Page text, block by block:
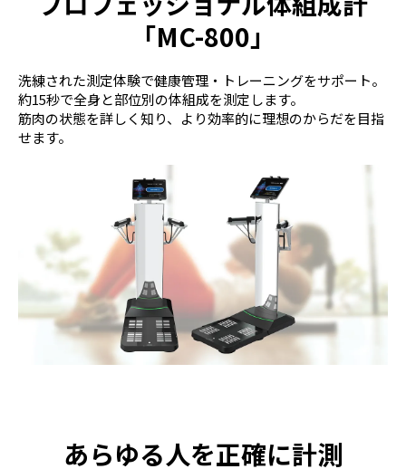
「MC-800」
洗練された測定体験で健康管理・トレーニングをサポート。
約15秒で全身と部位別の体組成を測定します。
筋肉の状態を詳しく知り、より効率的に理想のからだを目指
せます。
あらゆる人を正確に計測